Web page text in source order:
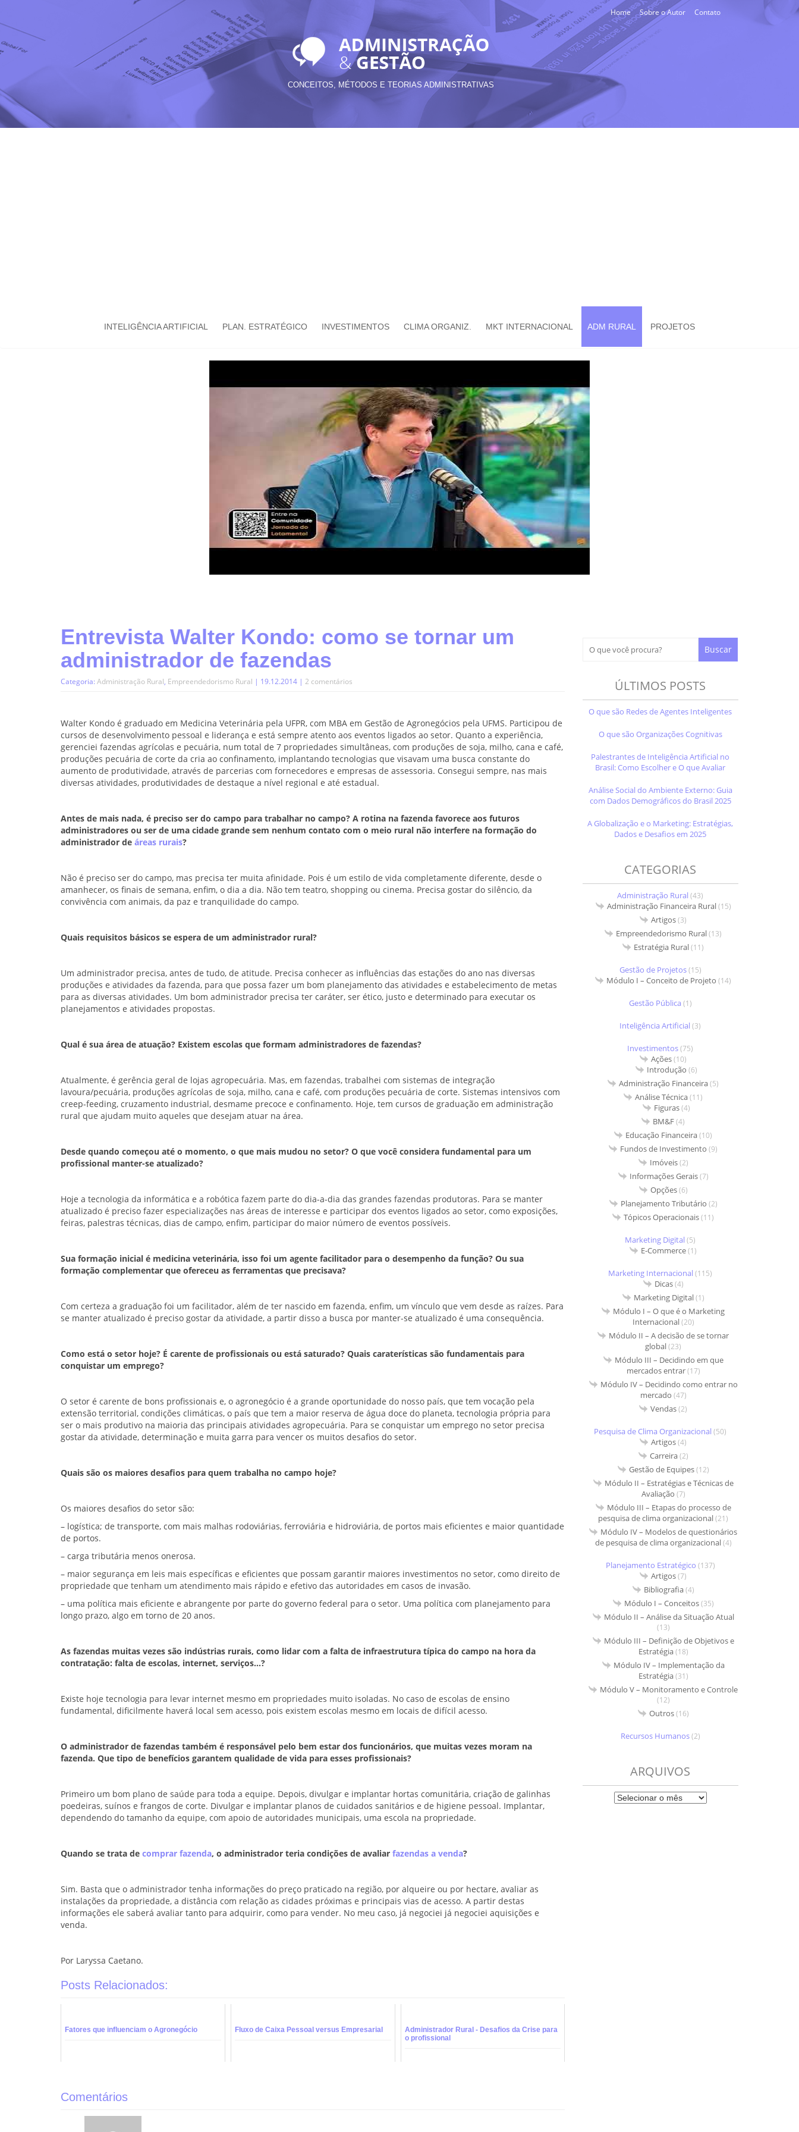
Home Sobre o Autor Contato
CONCEITOS, MÉTODOS E TEORIAS ADMINISTRATIVAS
INTELIGÊNCIA ARTIFICIAL PLAN. ESTRATÉGICO INVESTIMENTOS CLIMA ORGANIZ. MKT INTERNACIONAL ADM RURAL PROJETOS
Entrevista Walter Kondo: como se tornar um
administrador de fazendas
Categoria: Administração Rural, Empreendedorismo Rural | 19.12.2014 | 2 comentários
Walter Kondo é graduado em Medicina Veterinária pela UFPR, com MBA em Gestão de Agronegócios pela UFMS. Participou de
cursos de desenvolvimento pessoal e liderança e está sempre atento aos eventos ligados ao setor. Quanto a experiência,
gerenciei fazendas agrícolas e pecuária, num total de 7 propriedades simultâneas, com produções de soja, milho, cana e café,
produções pecuária de corte da cria ao confinamento, implantando tecnologias que visavam uma busca constante do
aumento de produtividade, através de parcerias com fornecedores e empresas de assessoria. Consegui sempre, nas mais
diversas atividades, produtividades de destaque a nível regional e até estadual.
Antes de mais nada, é preciso ser do campo para trabalhar no campo? A rotina na fazenda favorece aos futuros
administradores ou ser de uma cidade grande sem nenhum contato com o meio rural não interfere na formação do
administrador de áreas rurais?
Não é preciso ser do campo, mas precisa ter muita afinidade. Pois é um estilo de vida completamente diferente, desde o
amanhecer, os finais de semana, enfim, o dia a dia. Não tem teatro, shopping ou cinema. Precisa gostar do silêncio, da
convivência com animais, da paz e tranquilidade do campo.
Quais requisitos básicos se espera de um administrador rural?
Um administrador precisa, antes de tudo, de atitude. Precisa conhecer as influências das estações do ano nas diversas
produções e atividades da fazenda, para que possa fazer um bom planejamento das atividades e estabelecimento de metas
para as diversas atividades. Um bom administrador precisa ter caráter, ser ético, justo e determinado para executar os
planejamentos e atividades propostas.
Qual é sua área de atuação? Existem escolas que formam administradores de fazendas?
Atualmente, é gerência geral de lojas agropecuária. Mas, em fazendas, trabalhei com sistemas de integração
lavoura/pecuária, produções agrícolas de soja, milho, cana e café, com produções pecuária de corte. Sistemas intensivos com
creep-feeding, cruzamento industrial, desmame precoce e confinamento. Hoje, tem cursos de graduação em administração
rural que ajudam muito aqueles que desejam atuar na área.
Desde quando começou até o momento, o que mais mudou no setor? O que você considera fundamental para um
profissional manter-se atualizado?
Hoje a tecnologia da informática e a robótica fazem parte do dia-a-dia das grandes fazendas produtoras. Para se manter
atualizado é preciso fazer especializações nas áreas de interesse e participar dos eventos ligados ao setor, como exposições,
feiras, palestras técnicas, dias de campo, enfim, participar do maior número de eventos possíveis.
Sua formação inicial é medicina veterinária, isso foi um agente facilitador para o desempenho da função? Ou sua
formação complementar que ofereceu as ferramentas que precisava?
Com certeza a graduação foi um facilitador, além de ter nascido em fazenda, enfim, um vínculo que vem desde as raízes. Para
se manter atualizado é preciso gostar da atividade, a partir disso a busca por manter-se atualizado é uma consequência.
Como está o setor hoje? É carente de profissionais ou está saturado? Quais caraterísticas são fundamentais para
conquistar um emprego?
O setor é carente de bons profissionais e, o agronegócio é a grande oportunidade do nosso país, que tem vocação pela
extensão territorial, condições climáticas, o país que tem a maior reserva de água doce do planeta, tecnologia própria para
ser o mais produtivo na maioria das principais atividades agropecuária. Para se conquistar um emprego no setor precisa
gostar da atividade, determinação e muita garra para vencer os muitos desafios do setor.
Quais são os maiores desafios para quem trabalha no campo hoje?
Os maiores desafios do setor são:
– logística; de transporte, com mais malhas rodoviárias, ferroviária e hidroviária, de portos mais eficientes e maior quantidade
de portos.
– carga tributária menos onerosa.
– maior segurança em leis mais específicas e eficientes que possam garantir maiores investimentos no setor, como direito de
propriedade que tenham um atendimento mais rápido e efetivo das autoridades em casos de invasão.
– uma política mais eficiente e abrangente por parte do governo federal para o setor. Uma política com planejamento para
longo prazo, algo em torno de 20 anos.
As fazendas muitas vezes são indústrias rurais, como lidar com a falta de infraestrutura típica do campo na hora da
contratação: falta de escolas, internet, serviços…?
Existe hoje tecnologia para levar internet mesmo em propriedades muito isoladas. No caso de escolas de ensino
fundamental, dificilmente haverá local sem acesso, pois existem escolas mesmo em locais de difícil acesso.
O administrador de fazendas também é responsável pelo bem estar dos funcionários, que muitas vezes moram na
fazenda. Que tipo de benefícios garantem qualidade de vida para esses profissionais?
Primeiro um bom plano de saúde para toda a equipe. Depois, divulgar e implantar hortas comunitária, criação de galinhas
poedeiras, suínos e frangos de corte. Divulgar e implantar planos de cuidados sanitários e de higiene pessoal. Implantar,
dependendo do tamanho da equipe, com apoio de autoridades municipais, uma escola na propriedade.
Quando se trata de comprar fazenda, o administrador teria condições de avaliar fazendas a venda?
Sim. Basta que o administrador tenha informações do preço praticado na região, por alqueire ou por hectare, avaliar as
instalações da propriedade, a distância com relação as cidades próximas e principais vias de acesso. A partir destas
informações ele saberá avaliar tanto para adquirir, como para vender. No meu caso, já negociei já negociei aquisições e
venda.
Por Laryssa Caetano.
Posts Relacionados:
Fatores que influenciam o Agronegócio Fluxo de Caixa Pessoal versus Empresarial
Administrador Rural - Desafios da Crise para
o profissional
Comentários
ÚLTIMOS POSTS
O que são Redes de Agentes Inteligentes
O que são Organizações Cognitivas
Palestrantes de Inteligência Artificial no
Brasil: Como Escolher e O que Avaliar
Análise Social do Ambiente Externo: Guia
com Dados Demográficos do Brasil 2025
A Globalização e o Marketing: Estratégias,
Dados e Desafios em 2025
CATEGORIAS
Administração Rural (43)
Administração Financeira Rural(15)
Artigos(3)
Empreendedorismo Rural(13)
Estratégia Rural(11)
Gestão de Projetos(15)
Módulo I – Conceito de Projeto (14)
Gestão Pública (1)
Inteligência Artificial (3)
Investimentos(75)
Ações(10)
Introdução (6)
Administração Financeira(5)
Análise Técnica(11)
Figuras(4)
BM&F(4)
Educação Financeira(10)
Fundos de Investimento (9)
Imóveis(2)
Informações Gerais(7)
Opções(6)
Planejamento Tributário (2)
Tópicos Operacionais(11)
Marketing Digital (5)
E-Commerce(1)
Marketing Internacional (115)
Dicas(4)
Marketing Digital(1)
Módulo I – O que é o Marketing
Internacional(20)
Módulo II – A decisão de se tornar
global(23)
Módulo III – Decidindo em que
mercados entrar(17)
Módulo IV – Decidindo como entrar no
mercado (47)
Vendas(2)
Pesquisa de Clima Organizacional (50)
Artigos(4)
Carreira(2)
Gestão de Equipes(12)
Módulo II – Estratégias e Técnicas de
Avaliação (7)
Módulo III – Etapas do processo de
pesquisa de clima organizacional(21)
Módulo IV – Modelos de questionários
de pesquisa de clima organizacional(4)
Planejamento Estratégico (137)
Artigos(7)
Bibliografia(4)
Módulo I – Conceitos(35)
Módulo II – Análise da Situação Atual
(13)
Módulo III – Definição de Objetivos e
Estratégia(18)
Módulo IV – Implementação da
Estratégia(31)
Módulo V – Monitoramento e Controle
(12)
Outros(16)
Recursos Humanos(2)
ARQUIVOS